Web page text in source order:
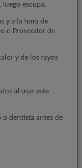
escupa.
y a la hora de
o Proveedor de
y de los rayos
al usar este
o dentista antes de